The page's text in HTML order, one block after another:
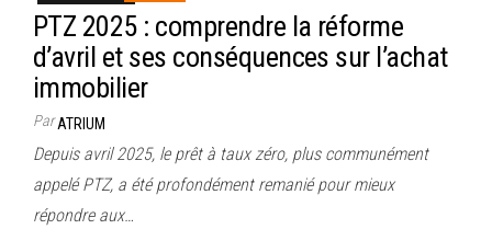
PTZ 2025 : comprendre la réforme
d’avril et ses conséquences sur l’achat
immobilier
ParATRIUM
Depuis avril 2025, le prêt à taux zéro, plus communément
appelé PTZ, a été profondément remanié pour mieux
répondre aux…